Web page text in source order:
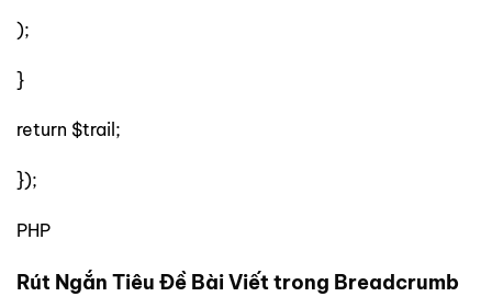
);
}
return $trail;
});
PHP
Rút Ngắn Tiêu Đề Bài Viết trong Breadcrumb